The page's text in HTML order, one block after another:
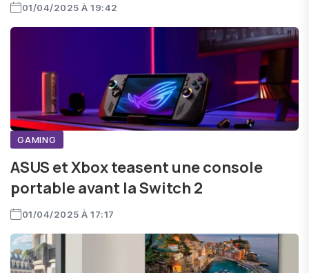
01/04/2025 À 19:42
GAMING
ASUS et Xbox teasent une console
portable avant la Switch 2
01/04/2025 À 17:17